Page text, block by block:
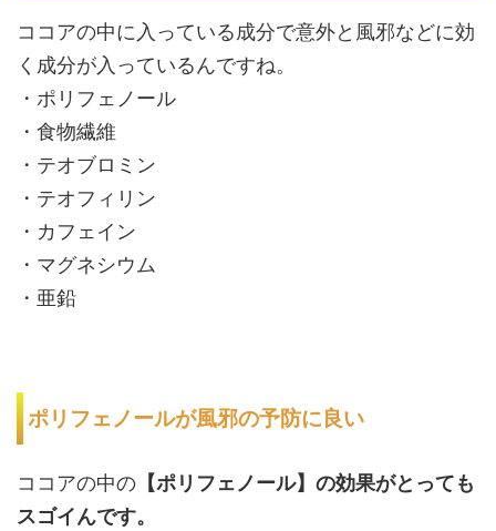
ココアの中に入っている成分で意外と風邪などに効
く成分が入っているんですね。
・ポリフェノール
・食物繊維
・テオブロミン
・テオフィリン
・カフェイン
・マグネシウム
・亜鉛
ポリフェノールが風邪の予防に良い
ココアの中の 【ポリフェノール】の効果がとっても
スゴイんです。